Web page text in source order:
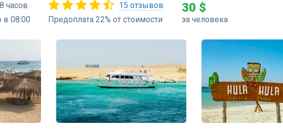
8 часов
в 08:00
15 отзывов
Предоплата 22% от стоимости
30 $
за человека